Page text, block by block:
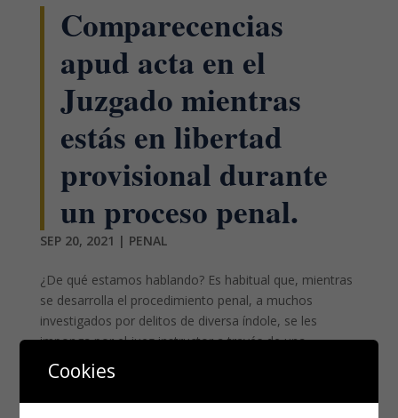
Comparecencias
apud acta en el
Juzgado mientras
estás en libertad
provisional durante
un proceso penal.
SEP 20, 2021 | PENAL
¿De qué estamos hablando? Es habitual que, mientras
se desarrolla el procedimiento penal, a muchos
investigados por delitos de diversa índole, se les
imponga por el juez instructor a través de una
resolución (Auto) como medida cautelar la obligación
de comparecer ante...
Cookies